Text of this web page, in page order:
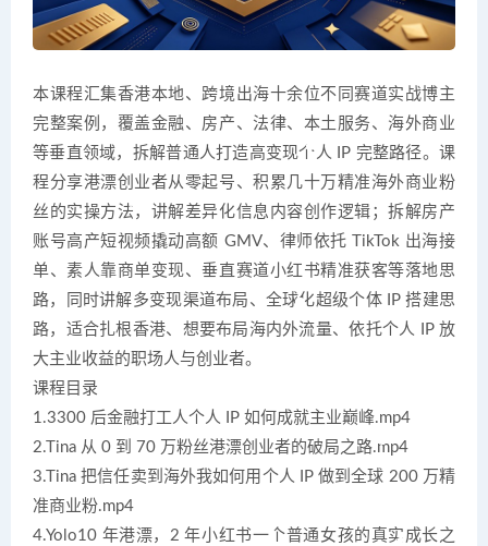
本课程汇集香港本地、跨境出海十余位不同赛道实战博主
完整案例，覆盖金融、房产、法律、本土服务、海外商业
等垂直领域，拆解普通人打造高变现个人 IP 完整路径。课
程分享港漂创业者从零起号、积累几十万精准海外商业粉
丝的实操方法，讲解差异化信息内容创作逻辑；拆解房产
账号高产短视频撬动高额 GMV、律师依托 TikTok 出海接
单、素人靠商单变现、垂直赛道小红书精准获客等落地思
路，同时讲解多变现渠道布局、全球化超级个体 IP 搭建思
路，适合扎根香港、想要布局海内外流量、依托个人 IP 放
大主业收益的职场人与创业者。
课程目录
1.3300 后金融打工人个人 IP 如何成就主业巅峰.mp4
2.Tina 从 0 到 70 万粉丝港漂创业者的破局之路.mp4
3.Tina 把信任卖到海外我如何用个人 IP 做到全球 200 万精
准商业粉.mp4
4.Yolo10 年港漂，2 年小红书一个普通女孩的真实成长之